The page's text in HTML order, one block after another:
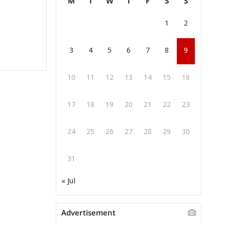
1 2
3 4 5 6 7 8 9
10 11 12 13 14 15 16
17 18 19 20 21 22 23
24 25 26 27 28 29 30
31
« Jul
Advertisement